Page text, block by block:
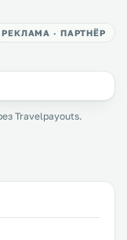
РЕКЛАМА · ПАРТНЁР
Travelpayouts.